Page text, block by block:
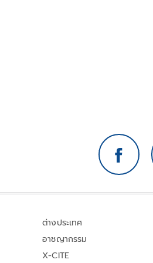
ต่างประเทศ
อาชญากรรม
X-CITE